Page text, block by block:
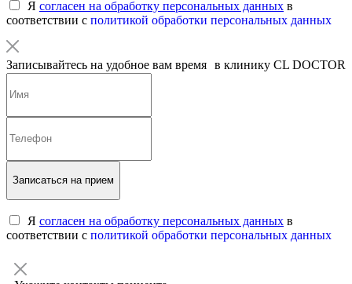
Я согласен на обработку персональных данных в
соответствии с политикой обработки персональных данных
Записывайтесь на удобное вам время в клинику CL DOCTOR
Записаться на прием
Я согласен на обработку персональных данных в
соответствии с политикой обработки персональных данных